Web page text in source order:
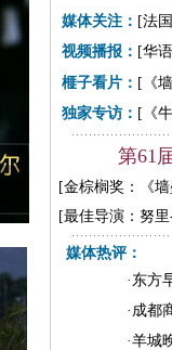
媒体关注： [法
视频播报： [华
榧子看片： [ 《
独家专访： [ 《
第61
[金棕榈奖：《
[最佳导演：努
媒
· 东方
· 成都
·羊城